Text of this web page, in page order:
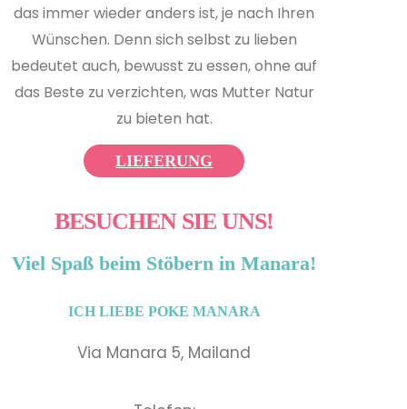
das immer wieder anders ist, je nach Ihren
Wünschen. Denn sich selbst zu lieben
bedeutet auch, bewusst zu essen, ohne auf
das Beste zu verzichten, was Mutter Natur
zu bieten hat.
LIEFERUNG
BESUCHEN SIE UNS!
Viel Spaß beim Stöbern in Manara!
ICH LIEBE POKE MANARA
Via Manara 5, Mailand